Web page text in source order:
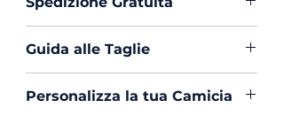
Composizione :100% Cotone
Mouche :Si
Produzione :100% Made in
Italy
Trattamento :Lavaggio
sicurezza con PayPal o Carta di
Creedito
Gratuita
Guida alle Taglie
e Consulta la nostra Guida.
Personalizza la tua Camicia